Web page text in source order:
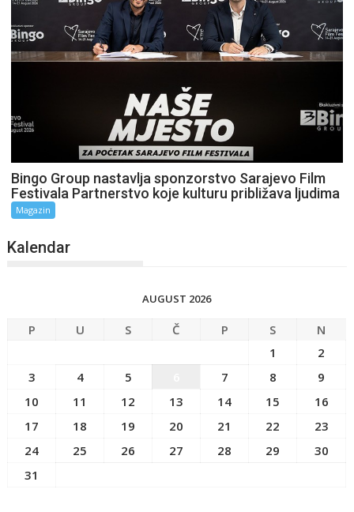
Bingo Group nastavlja sponzorstvo Sarajevo Film
Festivala Partnerstvo koje kulturu približava ljudima
Magazin
Kalendar
AUGUST 2026
P U S Č P S
N
1
2
3
4 5 7 8
9
10
11 12 13 14 15
16
17
18 19 20 21 22
23
24
25 26 27 28 29
30
31